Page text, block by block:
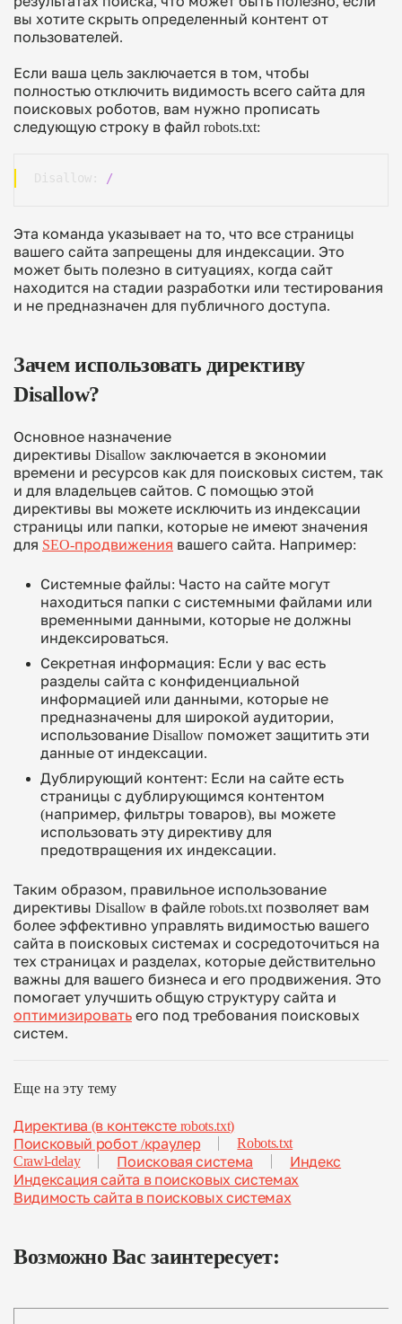
вы хотите скрыть определенный контент от
пользователей.
Если ваша цель заключается в том, чтобы
полностью отключить видимость всего сайта для
поисковых роботов, вам нужно прописать
следующую строку в файл robots.txt:
Disallow: /
Эта команда указывает на то, что все страницы
вашего сайта запрещены для индексации. Это
может быть полезно в ситуациях, когда сайт
находится на стадии разработки или тестирования
и не предназначен для публичного доступа.
Зачем использовать директиву
Disallow?
Основное назначение
директивы Disallow заключается в экономии
времени и ресурсов как для поисковых систем, так
и для владельцев сайтов. С помощью этой
директивы вы можете исключить из индексации
страницы или папки, которые не имеют значения
для SEO-продвижения вашего сайта. Например:
Системные файлы: Часто на сайте могут
находиться папки с системными файлами или
временными данными, которые не должны
индексироваться.
Секретная информация: Если у вас есть
разделы сайта с конфиденциальной
информацией или данными, которые не
предназначены для широкой аудитории,
использование Disallow поможет защитить эти
данные от индексации.
Дублирующий контент: Если на сайте есть
страницы с дублирующимся контентом
(например, фильтры товаров), вы можете
использовать эту директиву для
предотвращения их индексации.
Таким образом, правильное использование
директивы Disallow в файле robots.txt позволяет вам
более эффективно управлять видимостью вашего
сайта в поисковых системах и сосредоточиться на
тех страницах и разделах, которые действительно
важны для вашего бизнеса и его продвижения. Это
помогает улучшить общую структуру сайта и
оптимизировать его под требования поисковых
систем.
Еще на эту тему
Директива (в контексте robots.txt)
Поисковый робот /краулер
Robots.txt
Crawl-delay
Поисковая система
Индекс
Индексация сайта в поисковых системах
Видимость сайта в поисковых системах
Возможно Вас заинтересует: